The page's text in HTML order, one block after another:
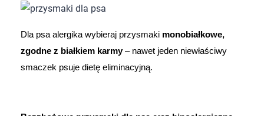
Dziecko
Higiena
Kosmetyki
Dla psa alergika wybieraj przysmaki monobiałkowe,
zgodne z białkiem karmy – nawet jeden niewłaściwy
smaczek psuje dietę eliminacyjną.